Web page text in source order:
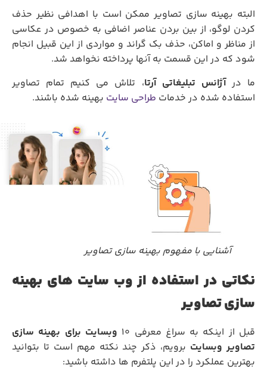
البته بهینه سازی تصاویر ممکن است با اهدافی نظیر حذف
کردن لوگو، از بین بردن عناصر اضافی به خصوص در عکاسی
از مناظر و اماکن، حذف بک گراند و مواردی از این قبیل انجام
شود که در این قسمت به آنها پرداخته نخواهد شد.
ما درآژانس تبلیغاتی آرتا، تلاش می کنیم تمام تصاویر
استفاده شده در خدماتطراحی سایتبهینه شده باشند.
آشنایی با مفهوم بهینه سازی تصاویر
نکاتی در استفاده از وب سایت های بهینه
سازی تصاویر
قبل از اینکه به سراغ معرفی 10
وبسایت برای بهینه سازی
تصاویر وبسایتبرویم، ذکر چند نکته مهم است تا بتوانید
بهترین عملکرد را در این پلتفرم ها داشته باشید: